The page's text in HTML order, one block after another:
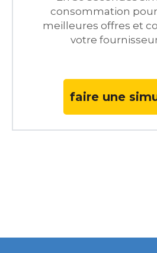
consommation
meilleures offres et
votre
faire une